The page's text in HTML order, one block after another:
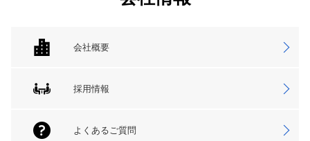
会社概要
採用情報
よくあるご質問